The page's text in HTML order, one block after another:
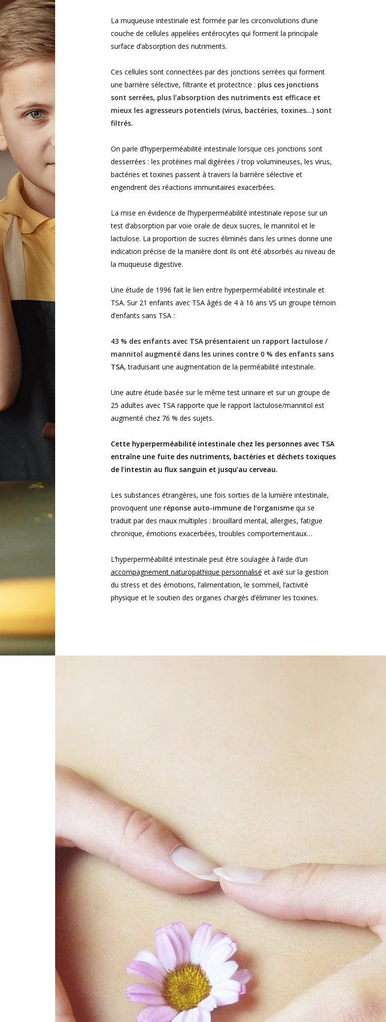
La muqueuse intestinale est formée par les circonvolutions d’une
couche de cellules appelées entérocytes qui forment la principale
surface d’absorption des nutriments.
Ces cellules sont connectées par des jonctions serrées qui forment
une barrière sélective, filtrante et protectrice : plus ces jonctions
sont serrées, plus l’absorption des nutriments est efficace et
mieux les agresseurs potentiels (virus, bactéries, toxines…) sont
filtrés.
On parle d’hyperperméabilité intestinale lorsque ces jonctions sont
desserrées : les protéines mal digérées / trop volumineuses, les virus,
bactéries et toxines passent à travers la barrière sélective et
engendrent des réactions immunitaires exacerbées.
La mise en évidence de l’hyperperméabilité intestinale repose sur un
test d’absorption par voie orale de deux sucres, le mannitol et le
lactulose. La proportion de sucres éliminés dans les urines donne une
indication précise de la manière dont ils ont été absorbés au niveau de
la muqueuse digestive.
Une étude de 1996 fait le lien entre hyperperméabilité intestinale et
TSA. Sur 21 enfants avec TSA âgés de 4 à 16 ans VS un groupe témoin
d’enfants sans TSA :
43 % des enfants avec TSA présentaient un rapport lactulose /
mannitol augmenté dans les urines contre 0 % des enfants sans
TSA, traduisant une augmentation de la perméabilité intestinale.
Une autre étude basée sur le même test urinaire et sur un groupe de
25 adultes avec TSA rapporte que le rapport lactulose/mannitol est
augmenté chez 76 % des sujets.
Cette hyperperméabilité intestinale chez les personnes avec TSA
entraîne une fuite des nutriments, bactéries et déchets toxiques
de l’intestin au flux sanguin et jusqu’au cerveau.
Les substances étrangères, une fois sorties de la lumière intestinale,
provoquent une réponse auto-immune de l’organismequi se
traduit par des maux multiples : brouillard mental, allergies, fatigue
chronique, émotions exacerbées, troubles comportementaux…
L’hyperperméabilité intestinale peut être soulagée à l’aide d’un
accompagnement naturopathique personnalisé et axé sur la gestion
du stress et des émotions, l’alimentation, le sommeil, l’activité
physique et le soutien des organes chargés d’éliminer les toxines.